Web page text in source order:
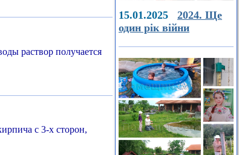
раствор получается
с 3-х сторон,
15.01.2025 2024. Ще
один рік війни